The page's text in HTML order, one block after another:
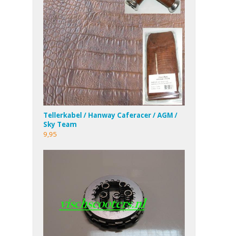
Tellerkabel / Hanway Caferacer / AGM /
Sky Team
9,95